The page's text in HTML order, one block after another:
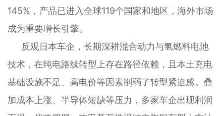
145%，产品已进入全球119个国家和地区，海外市场
成为重要增长引擎。
反观日本车企，长期深耕混合动力与氢燃料电池
技术，在纯电路线转型上存在路径依赖，且本土充电
基础设施不足、高电价等因素削弱了转型紧迫感。叠
加成本上涨、半导体短缺等压力，多家车企出现利润